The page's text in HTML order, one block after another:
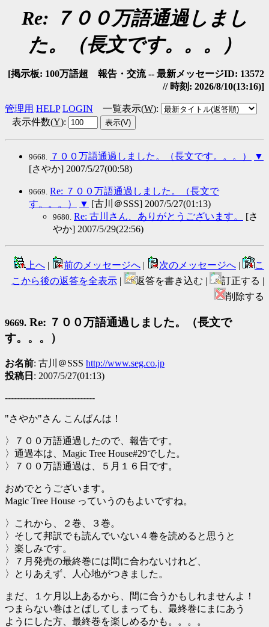
Re: ７００万語通過しまし
た。（長文です。。。）
[掲示板: 100万語超 報告・交流 -- 最新メッセージID: 13572
// 時刻: 2026/8/10(13:16)]
管理用 HELP LOGIN 一覧表示(W):
表示件数(Y):
9668. ７００万語通過しました。（長文です。。。）
▼
[さやか] 2007/5/27(00:58)
9669. Re: ７００万語通過しました。（長文で
す。。。）
▼ [古川＠SSS] 2007/5/27(01:13)
9680. Re: 古川さん、ありがとうございます。
[さ
やか] 2007/5/29(22:56)
上へ | 前のメッセージへ | 次のメッセージへ |
こ
こから後の返答を全表示 | 返答を書き込む |
訂正する |
削除する
9669. Re: ７００万語通過しました。（長文で
す。。。）
お名前: 古川＠SSS http://www.seg.co.jp
投稿日 : 2007/5/27(01:13)
------------------------------
"さやか"さん こんばんは！
〉７００万語通過したので、報告です。
〉通過本は、Magic Tree House#29でした。
〉７００万語通過は、５月１６日です。
おめでとうございます。
Magic Tree House っていうのもよいですね。
〉これから、２巻、３巻。
〉そして邦訳でも読んでいない４巻を読めると思うと
〉楽しみです。
〉７月発売の最終巻には間に合わないけれど、
〉とりあえず、人心地がつきました。
まだ、１ケ月以上あるから、間に合うかもしれませんよ！
つまらない巻はとばしてしまっても、最終巻にまにあう
ようにした方、最終巻を楽しめるかも。。。。